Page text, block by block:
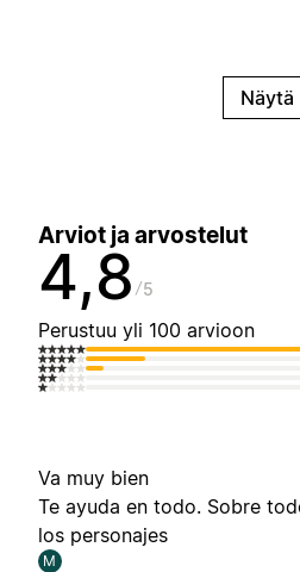
Näytä
Arviot ja arvostelut
4,8 5
Perustuu yli 100 arvioon
Va muy bien
Te ayuda en todo. Sobre
los personajes
M